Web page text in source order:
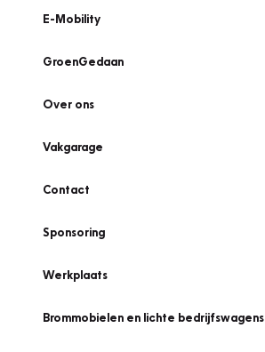
E-Mobility
GroenGedaan
Over ons
Vakgarage
Contact
Sponsoring
Werkplaats
Brommobielen en lichte bedrijfswagens